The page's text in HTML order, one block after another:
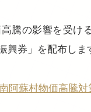
騰の影響を受け
興券」を配布し
阿蘇村物価高騰対